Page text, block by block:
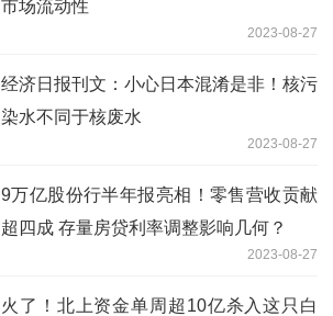
市场流动性
2023-08-27
经济日报刊文：小心日本混淆是非！核污
染水不同于核废水
2023-08-27
9万亿股份行半年报亮相！零售营收贡献
超四成 存量房贷利率调整影响几何？
2023-08-27
火了！北上资金单周超10亿杀入这只白